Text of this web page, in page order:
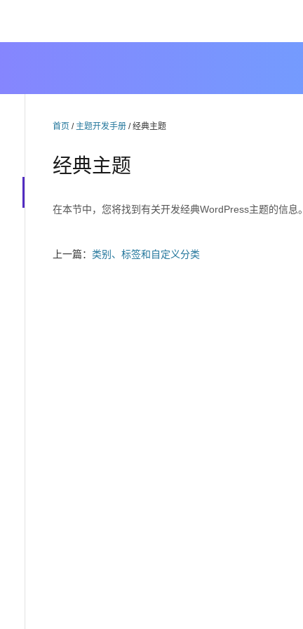
首页 / 主题开发手册 / 经典主题
经典主题
在本节中，您将找到有关开发经典WordPress主题的信息。
上一篇： 类别、标签和自定义分类